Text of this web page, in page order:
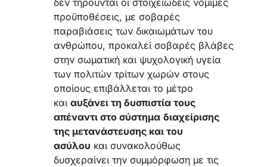
προϋποθέσεις, με σοβαρές
παραβιάσεις των δικαιωμάτων του
ανθρώπου, προκαλεί σοβαρές βλάβες
στην σωματική και ψυχολογική υγεία
των πολιτών τρίτων χωρών στους
οποίους επιβάλλεται το μέτρο
και αυξάνει τη δυσπιστία τους
απέναντι στο σύστημα διαχείρισης
της μετανάστευσης και του
ασύλου και συνακολούθως
δυσχεραίνει την συμμόρφωση με τις